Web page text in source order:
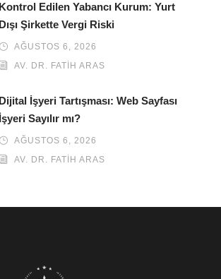
Kontrol Edilen Yabancı Kurum: Yurt
Dışı Şirkette Vergi Riski
AĞUSTOS 6, 2026
AV. DR. FATIH ARAS
Dijital İşyeri Tartışması: Web Sayfası
İşyeri Sayılır mı?
AĞUSTOS 6, 2026
AV. DR. FATIH ARAS